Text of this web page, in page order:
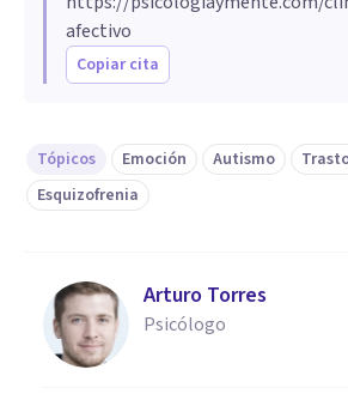
afectivo
Copiar cita
Tópicos Emoción Autismo
Esquizofrenia
Arturo Torres
Psicólogo